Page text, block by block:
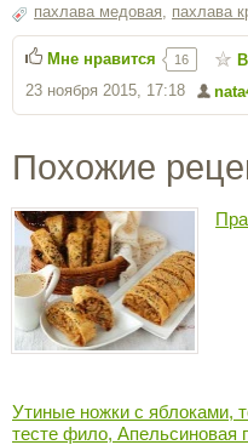
пахлава медовая, пахлава
23 ноября 2015, 17:18
Мне нравится 16
Похожие
Утиные ножки с яблоками,
тесте фило, Апельсиновая